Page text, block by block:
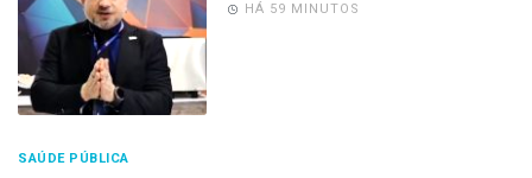
HÁ 59 MINUTOS
SAÚDE PÚBLICA